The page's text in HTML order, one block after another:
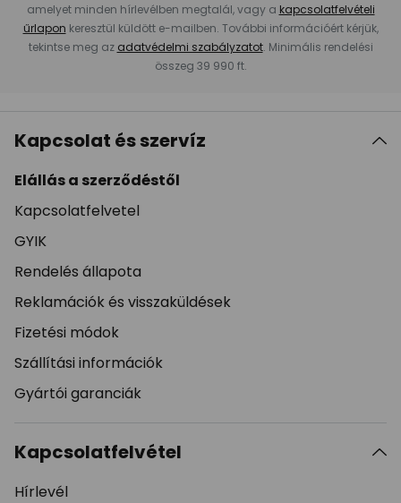
amelyet minden hírlevélben megtalál, vagy a kapcsolatfelvételi
űrlapon keresztül küldött e-mailben. További információért kérjük,
tekintse meg az adatvédelmi szabályzatot. Minimális rendelési
összeg 39 990 ft.
Kapcsolat és szervíz
Elállás a szerződéstől
Kapcsolatfelvetel
GYIK
Rendelés állapota
Reklamációk és visszaküldések
Fizetési módok
Szállítási információk
Gyártói garanciák
Kapcsolatfelvétel
Hírlevél